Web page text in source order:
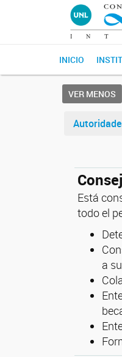
INICIO
VER MENOS
Está
todo el
a